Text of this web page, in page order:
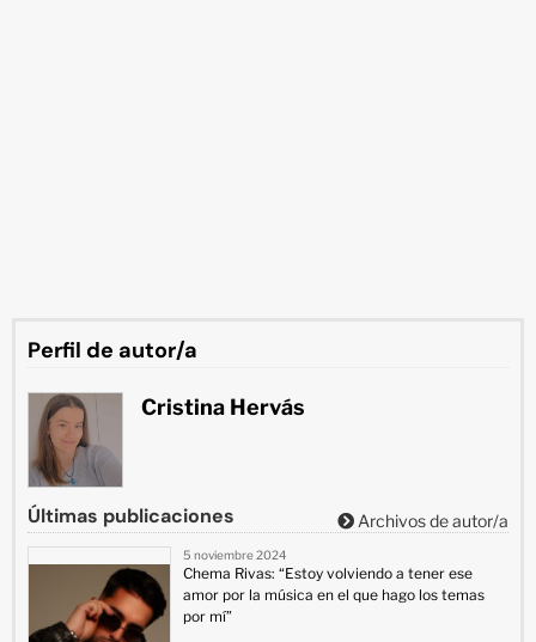
Perfil de autor/a
Cristina Hervás
Últimas publicaciones Archivos de autor/a
5 noviembre 2024
Chema Rivas: “Estoy volviendo a tener ese
amor por la música en el que hago los temas
por mí”